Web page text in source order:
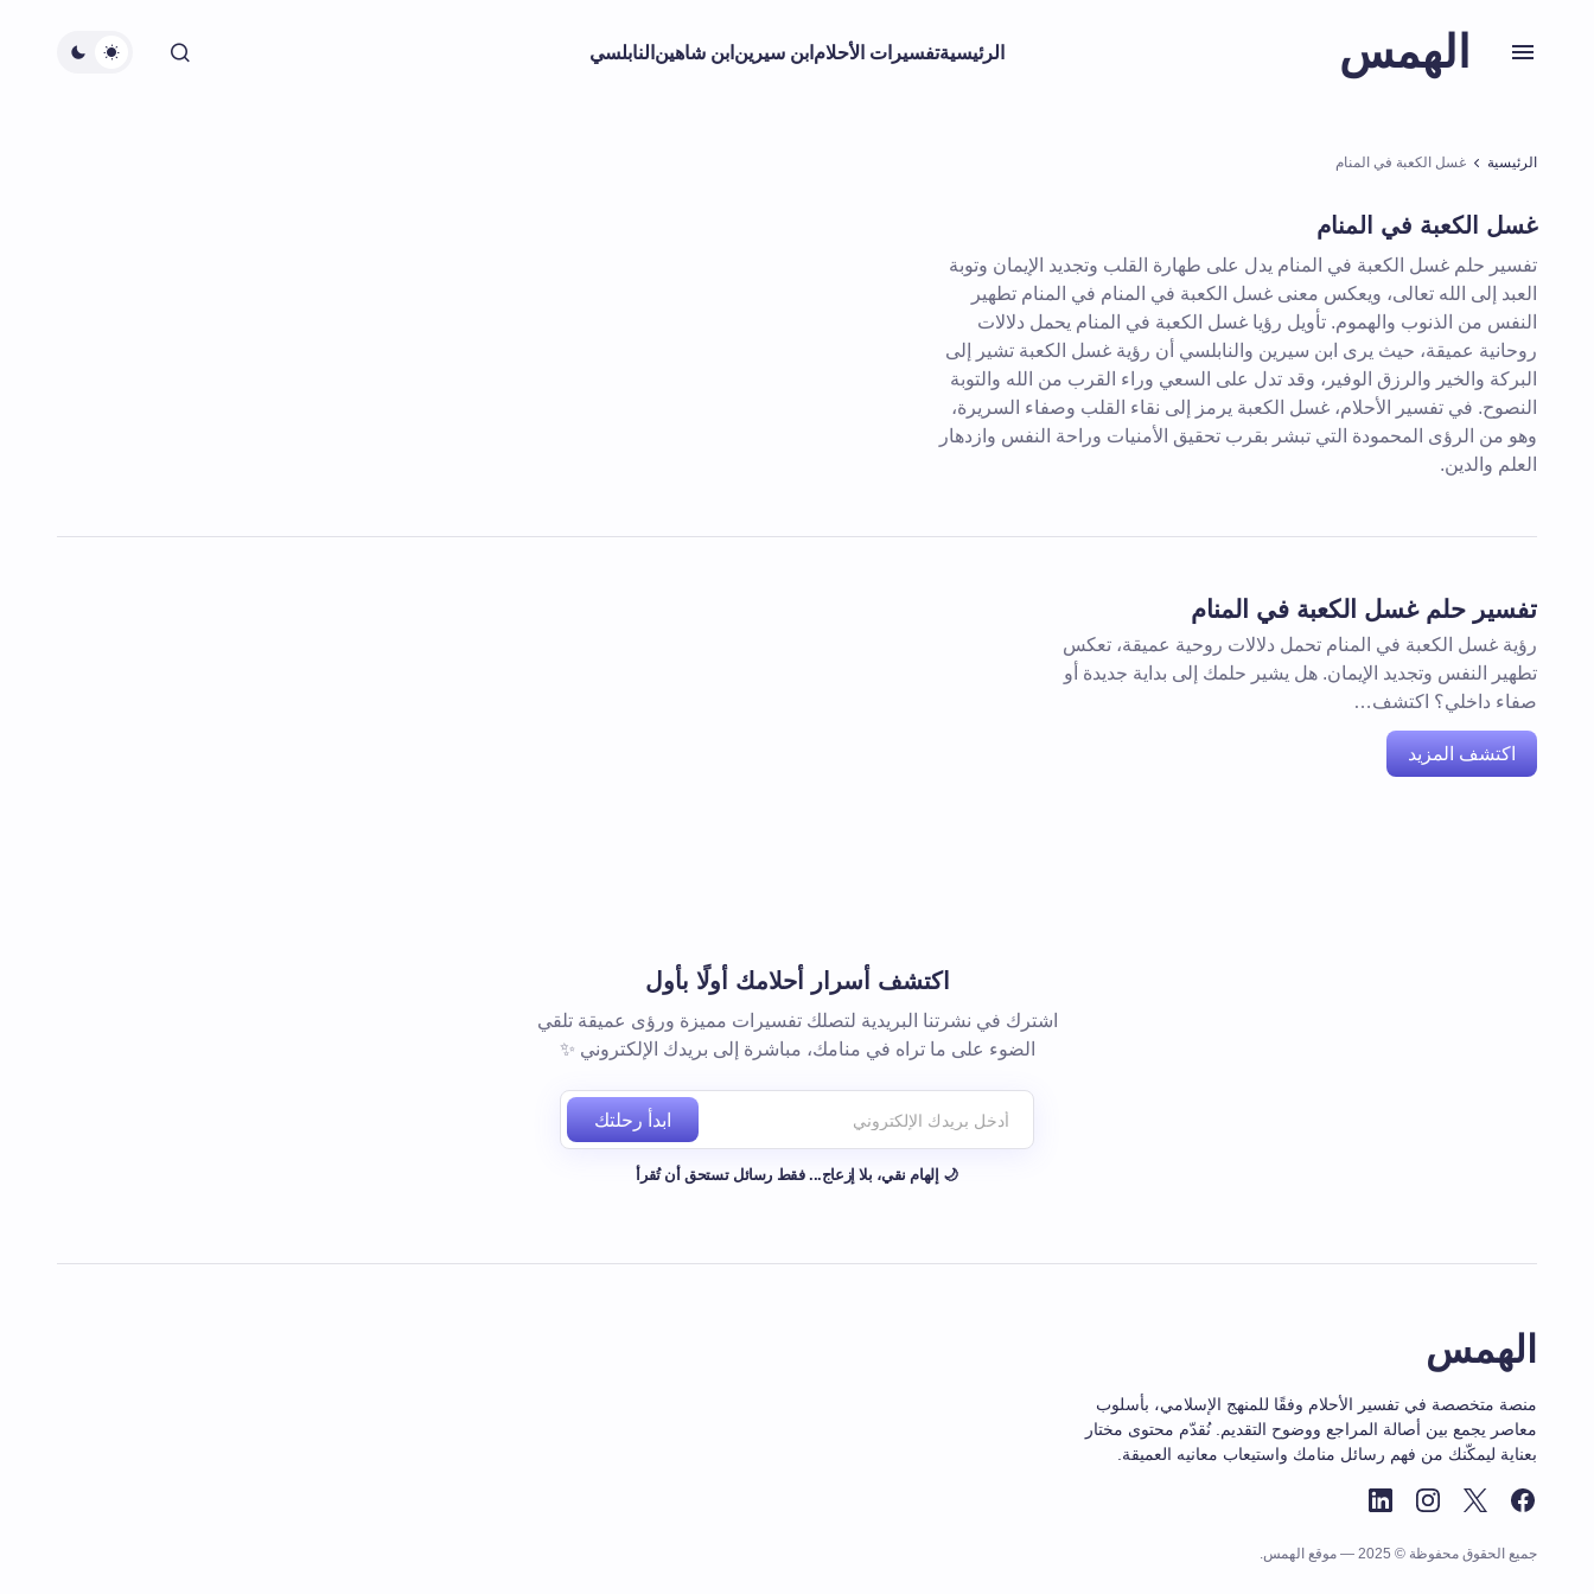
الهمس الرئيسيةتفسيرات الأحلام ابن سيرين ابن شاهين النابلسي
الرئيسية غسل الكعبة في المنام
غسل الكعبة في المنام
تفسير حلم غسل الكعبة في المنام يدل على طهارة القلب وتجديد الإيمان وتوبة
العبد إلى الله تعالى، ويعكس معنى غسل الكعبة في المنام في المنام تطهير
النفس من الذنوب والهموم. تأويل رؤيا غسل الكعبة في المنام يحمل دلالات
روحانية عميقة، حيث يرى ابن سيرين والنابلسي أن رؤية غسل الكعبة تشير إلى
البركة والخير والرزق الوفير، وقد تدل على السعي وراء القرب من الله والتوبة
النصوح. في تفسير الأحلام، غسل الكعبة يرمز إلى نقاء القلب وصفاء السريرة،
وهو من الرؤى المحمودة التي تبشر بقرب تحقيق الأمنيات وراحة النفس وازدهار
العلم والدين.
تفسير حلم غسل الكعبة في المنام
رؤية غسل الكعبة في المنام تحمل دلالات روحية عميقة، تعكس
تطهير النفس وتجديد الإيمان. هل يشير حلمك إلى بداية جديدة أو
صفاء داخلي؟ اكتشف…
اكتشف المزيد
اكتشف أسرار أحلامك أولًا بأول
اشترك في نشرتنا البريدية لتصلك تفسيرات مميزة ورؤى عميقة تلقي
الضوء على ما تراه في منامك، مباشرة إلى بريدك الإلكتروني ✨
ابدأ رحلتك
🌙 إلهام نقي، بلا إزعاج... فقط رسائل تستحق أن تُقرأ
الهمس
منصة متخصصة في تفسير الأحلام وفقًا للمنهج الإسلامي، بأسلوب
معاصر يجمع بين أصالة المراجع ووضوح التقديم. نُقدّم محتوى مختار
بعناية ليمكّنك من فهم رسائل منامك واستيعاب معانيه العميقة.
جميع الحقوق محفوظة © 2025 — موقع الهمس.